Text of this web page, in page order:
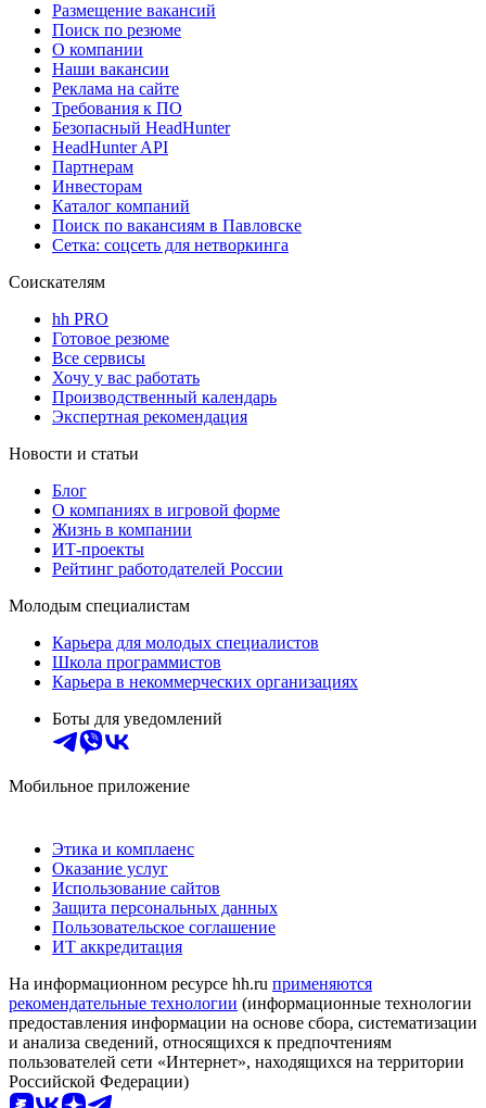
Размещение вакансий
Поиск по резюме
О компании
Наши вакансии
Реклама на сайте
Требования к ПО
Безопасный HeadHunter
HeadHunter API
Партнерам
Инвесторам
Каталог компаний
Поиск по вакансиям в Павловске
Сетка: соцсеть для нетворкинга
Соискателям
hh PRO
Готовое резюме
Все сервисы
Хочу у вас работать
Производственный календарь
Экспертная рекомендация
Новости и статьи
Блог
О компаниях в игровой форме
Жизнь в компании
ИТ-проекты
Рейтинг работодателей России
Молодым специалистам
Карьера для молодых специалистов
Школа программистов
Карьера в некоммерческих организациях
Боты для уведомлений
Мобильное приложение
Этика и комплаенс
Оказание услуг
Использование сайтов
Защита персональных данных
Пользовательское соглашение
ИТ аккредитация
На информационном ресурсе hh.ru применяются
рекомендательные технологии (информационные технологии
предоставления информации на основе сбора, систематизации
и анализа сведений, относящихся к предпочтениям
пользователей сети «Интернет», находящихся на территории
Российской Федерации)